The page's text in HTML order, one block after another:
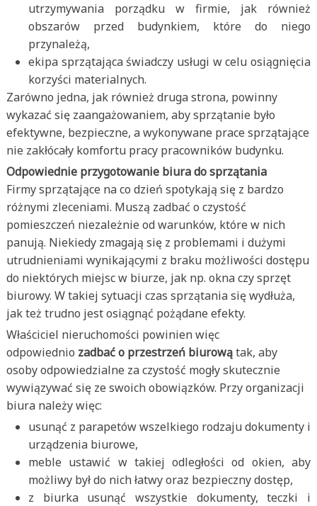
utrzymywania porządku w firmie, jak również
obszarów przed budynkiem, które do niego
przynależą,
ekipa sprzątająca świadczy usługi w celu osiągnięcia
korzyści materialnych.
Zarówno jedna, jak również druga strona, powinny
wykazać się zaangażowaniem, aby sprzątanie było
efektywne, bezpieczne, a wykonywane prace sprzątające
nie zakłócały komfortu pracy pracowników budynku.
Odpowiednie przygotowanie biura do sprzątania
Firmy sprzątające na co dzień spotykają się z bardzo
różnymi zleceniami. Muszą zadbać o czystość
pomieszczeń niezależnie od warunków, które w nich
panują. Niekiedy zmagają się z problemami i dużymi
utrudnieniami wynikającymi z braku możliwości dostępu
do niektórych miejsc w biurze, jak np. okna czy sprzęt
biurowy. W takiej sytuacji czas sprzątania się wydłuża,
jak też trudno jest osiągnąć pożądane efekty.
Właściciel nieruchomości powinien więc
odpowiednio zadbać o przestrzeń biurowątak, aby
osoby odpowiedzialne za czystość mogły skutecznie
wywiązywać się ze swoich obowiązków. Przy organizacji
biura należy więc:
usunąć z parapetów wszelkiego rodzaju dokumenty i
urządzenia biurowe,
meble ustawić w takiej odległości od okien, aby
możliwy był do nich łatwy oraz bezpieczny dostęp,
z biurka usunąć wszystkie dokumenty, teczki i